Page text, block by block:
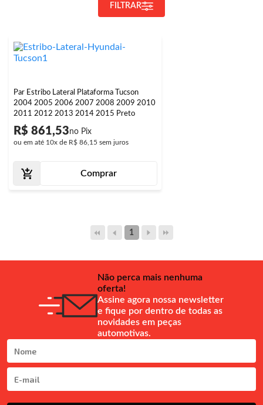
FILTRAR
Par Estribo Lateral Plataforma Tucson
2004 2005 2006 2007 2008 2009 2010
2011 2012 2013 2014 2015 Preto
R$ 861,53
ou em até 10x de R$ 86,15 sem juros
Comprar
1
Não perca mais nenhuma
oferta!
Assine agora nossa newsletter
e fique por dentro de todas as
novidades em peças
automotivas.